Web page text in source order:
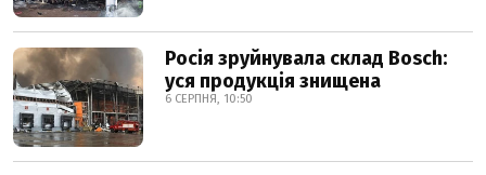
Росія зруйнувала склад Bosch:
уся продукція знищена
6 СЕРПНЯ, 10:50